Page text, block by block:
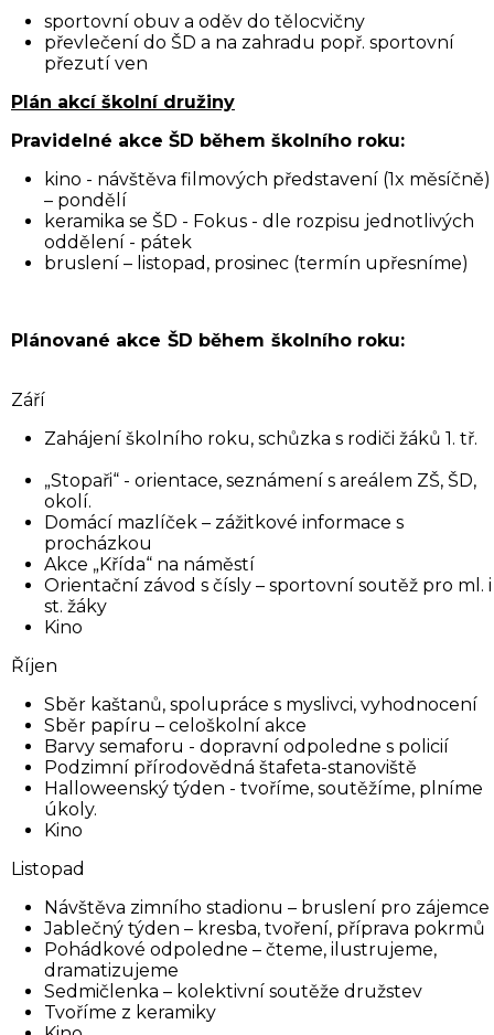
sportovní obuv a oděv do tělocvičny
převlečení do ŠD a na zahradu popř. sportovní
přezutí ven
Plán akcí školní družiny
Pravidelné akce ŠD během školního roku:
kino - návštěva filmových představení (1x měsíčně)
– pondělí
keramika se ŠD - Fokus - dle rozpisu jednotlivých
oddělení - pátek
bruslení – listopad, prosinec (termín upřesníme)
Plánované akce ŠD během školního roku:
Září
Zahájení školního roku, schůzka s rodiči žáků 1. tř.
„Stopaři“ - orientace, seznámení s areálem ZŠ, ŠD,
okolí.
Domácí mazlíček – zážitkové informace s
procházkou
Akce „Křída“ na náměstí
Orientační závod s čísly – sportovní soutěž pro ml. i
st. žáky
Kino
Říjen
Sběr kaštanů, spolupráce s myslivci, vyhodnocení
Sběr papíru – celoškolní akce
Barvy semaforu - dopravní odpoledne s policií
Podzimní přírodovědná štafeta-stanoviště
Halloweenský týden - tvoříme, soutěžíme, plníme
úkoly.
Kino
Listopad
Návštěva zimního stadionu – bruslení pro zájemce
Jablečný týden – kresba, tvoření, příprava pokrmů
Pohádkové odpoledne – čteme, ilustrujeme,
dramatizujeme
Sedmičlenka – kolektivní soutěže družstev
Tvoříme z keramiky